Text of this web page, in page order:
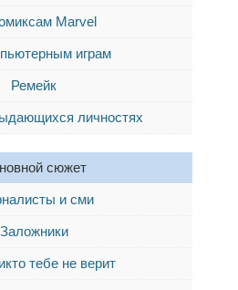
Marvel
играм
Ремейк
личностях
сюжет
и сми
Заложники
тебе не верит